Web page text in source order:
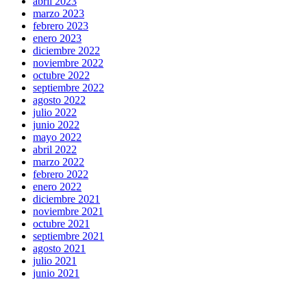
marzo 2023
febrero 2023
enero 2023
diciembre 2022
noviembre 2022
octubre 2022
septiembre 2022
agosto 2022
julio 2022
junio 2022
mayo 2022
abril 2022
marzo 2022
febrero 2022
enero 2022
diciembre 2021
noviembre 2021
octubre 2021
septiembre 2021
agosto 2021
julio 2021
junio 2021